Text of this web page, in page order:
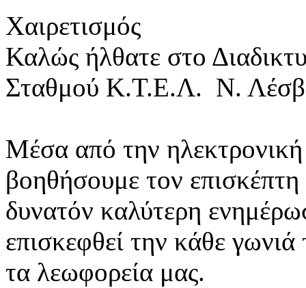
Χαιρετισμός
Καλώς ήλθατε στο
Σταθμού Κ.Τ.Ε.Λ. Ν.
Μέσα από την ηλεκτρονική
βοηθήσουμε τον
δυνατόν καλύτερη
επισκεφθεί την κάθε
τα λεωφορεία μας.